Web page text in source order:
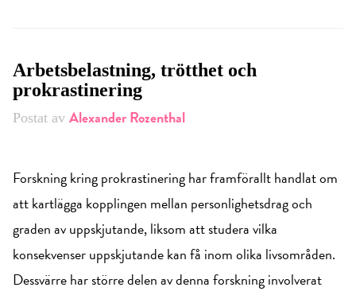
Arbetsbelastning, trötthet och
prokrastinering
Postat av Alexander Rozenthal
Forskning kring prokrastinering har framförallt handlat om
att kartlägga kopplingen mellan personlighetsdrag och
graden av uppskjutande, liksom att studera vilka
konsekvenser uppskjutande kan få inom olika livsområden.
Dessvärre har större delen av denna forskning involverat